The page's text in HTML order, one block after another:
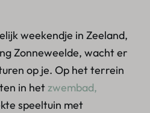
weekendje in Zeeland,
Zonneweelde, wacht er
op je. Op het terrein
in hetzwembad,
speeltuin met